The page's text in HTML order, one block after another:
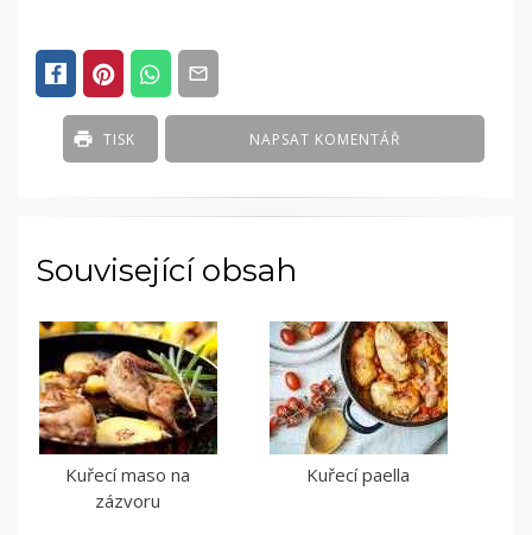
NAPSAT KOMENTÁŘ
TISK
Související obsah
Kuřecí maso na
zázvoru
Kuřecí paella